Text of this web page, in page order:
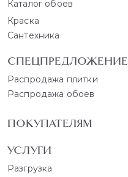
Каталог обоев
Краска
Сантехника
СПЕЦПРЕДЛОЖЕНИЕ
Распродажа плитки
Распродажа обоев
ПОКУПАТЕЛЯМ
УСЛУГИ
Разгрузка